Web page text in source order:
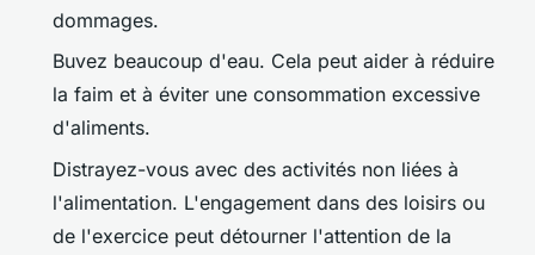
dommages.
Buvez beaucoup d'eau. Cela peut aider à réduire
la faim et à éviter une consommation excessive
d'aliments.
Distrayez-vous avec des activités non liées à
l'alimentation. L'engagement dans des loisirs ou
de l'exercice peut détourner l'attention de la